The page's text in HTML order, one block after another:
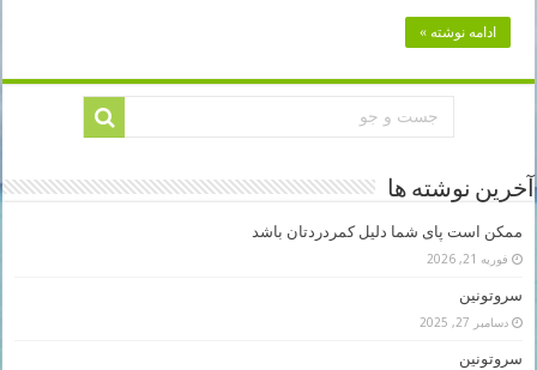
ادامه نوشته »
آخرین نوشته ها
ممکن است پای شما دلیل کمردردتان باشد
فوریه 21, 2026
سروتونین
دسامبر 27, 2025
سروتونین